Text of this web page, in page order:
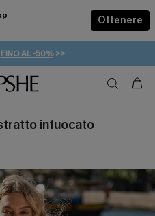
Ottenere
DA VACANZA | ACQUISTA
FINO AL -50%>>
DA 49€
20% DI SCONTO*
infuocato